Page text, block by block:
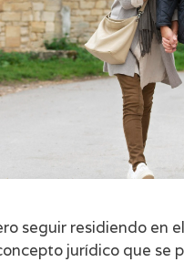
seguir residiendo en
jurídico que se